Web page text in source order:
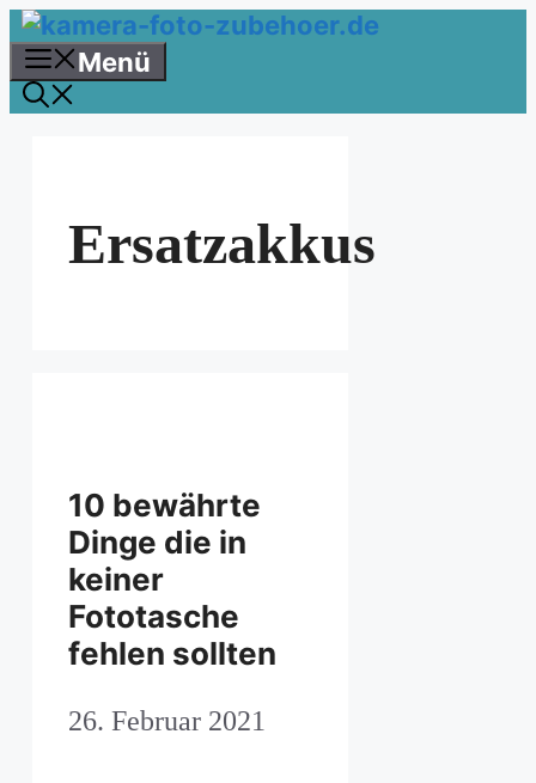
Zum
Inhalt
springen
Menü
Ersatzakkus
10 bewährte
Dinge die in
keiner
Fototasche
fehlen sollten
26. Februar 2021